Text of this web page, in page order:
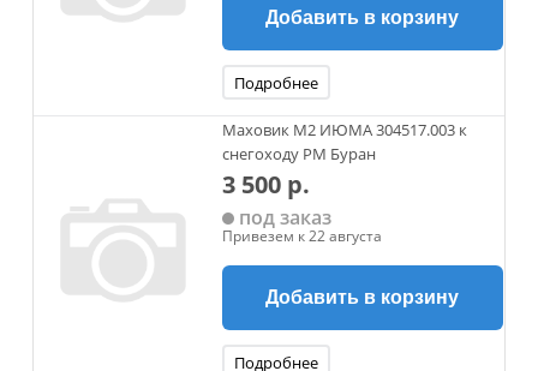
Добавить в корзину
Подробнее
Маховик М2 ИЮМА 304517.003 к
снегоходу РМ Буран
3 500 р.
под заказ
Привезем к 22 августа
Добавить в корзину
Подробнее